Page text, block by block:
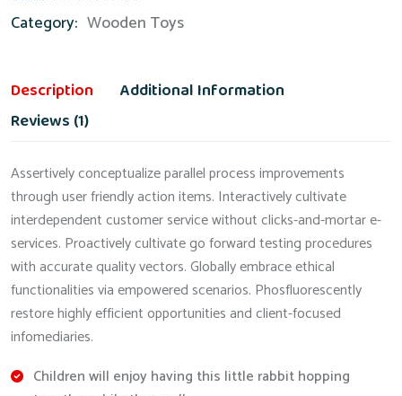
Category: Wooden Toys
Description
Additional Information
Reviews (1)
Assertively conceptualize parallel process improvements
through user friendly action items. Interactively cultivate
interdependent customer service without clicks-and-mortar e-
services. Proactively cultivate go forward testing procedures
with accurate quality vectors. Globally embrace ethical
functionalities via empowered scenarios. Phosfluorescently
restore highly efficient opportunities and client-focused
infomediaries.
Children will enjoy having this little rabbit hopping